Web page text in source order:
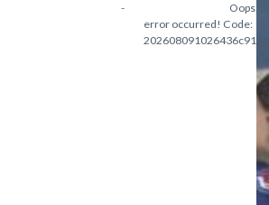
-
Oops,
error occurred! Code: